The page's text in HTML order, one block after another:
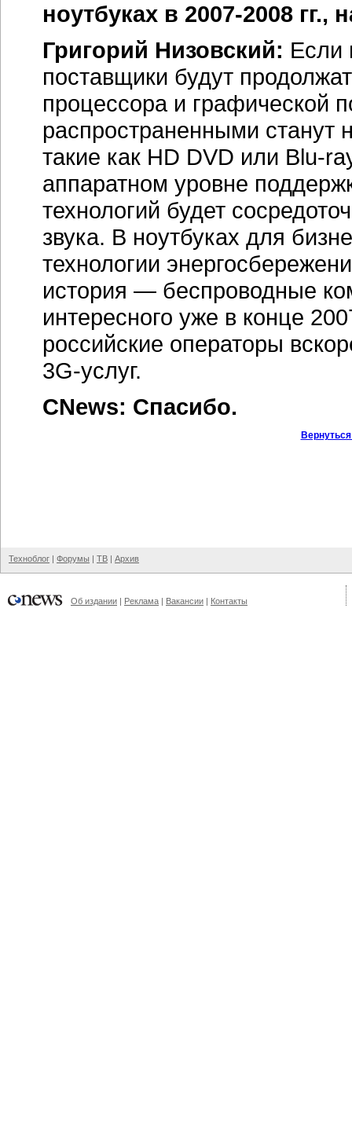
ноутбуках в 2007-2008 гг.,
Григорий Низовский: Если
поставщики будут
процессора и графической
распространенными
такие как HD DVD или Blu-
аппаратном уровне
технологий будет
звука. В ноутбуках для
технологии
история — беспроводные
интересного уже в конце
российские операторы
3G-услуг.
CNews: Спасибо.
Техноблог | Форумы | ТВ | Архив
Об издании | Реклама | Вакансии | Контакты